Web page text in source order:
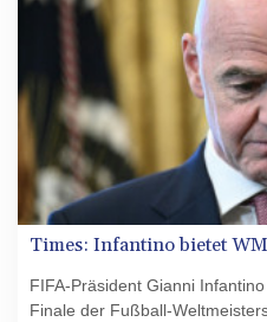
Times: Infantino bietet
FIFA-Präsident Gianni
Finale der Fußball-